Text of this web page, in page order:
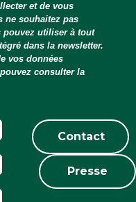
et de vous
ne souhaitez pas
utiliser à tout
dans la newsletter.
vos données
consulter la
Contact
Presse